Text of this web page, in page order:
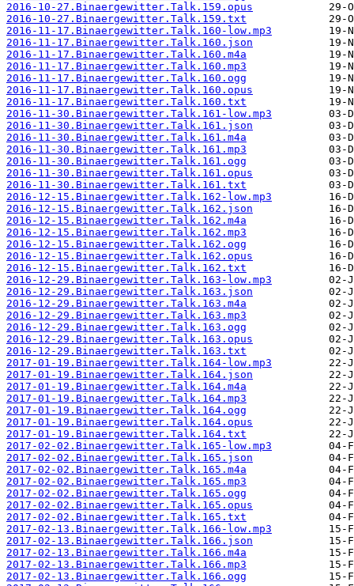
2016-10-27.Binaergewitter.Talk.159.opus
2016-10-27.Binaergewitter.Talk.159.txt
2016-11-17.Binaergewitter.Talk.160-low.mp3
2016-11-17.Binaergewitter.Talk.160.json
2016-11-17.Binaergewitter.Talk.160.m4a
2016-11-17.Binaergewitter.Talk.160.mp3
2016-11-17.Binaergewitter.Talk.160.ogg
2016-11-17.Binaergewitter.Talk.160.opus
2016-11-17.Binaergewitter.Talk.160.txt
2016-11-30.Binaergewitter.Talk.161-low.mp3
2016-11-30.Binaergewitter.Talk.161.json
2016-11-30.Binaergewitter.Talk.161.m4a
2016-11-30.Binaergewitter.Talk.161.mp3
2016-11-30.Binaergewitter.Talk.161.ogg
2016-11-30.Binaergewitter.Talk.161.opus
2016-11-30.Binaergewitter.Talk.161.txt
2016-12-15.Binaergewitter.Talk.162-low.mp3
2016-12-15.Binaergewitter.Talk.162.json
2016-12-15.Binaergewitter.Talk.162.m4a
2016-12-15.Binaergewitter.Talk.162.mp3
2016-12-15.Binaergewitter.Talk.162.ogg
2016-12-15.Binaergewitter.Talk.162.opus
2016-12-15.Binaergewitter.Talk.162.txt
2016-12-29.Binaergewitter.Talk.163-low.mp3
2016-12-29.Binaergewitter.Talk.163.json
2016-12-29.Binaergewitter.Talk.163.m4a
2016-12-29.Binaergewitter.Talk.163.mp3
2016-12-29.Binaergewitter.Talk.163.ogg
2016-12-29.Binaergewitter.Talk.163.opus
2016-12-29.Binaergewitter.Talk.163.txt
2017-01-19.Binaergewitter.Talk.164-low.mp3
2017-01-19.Binaergewitter.Talk.164.json
2017-01-19.Binaergewitter.Talk.164.m4a
2017-01-19.Binaergewitter.Talk.164.mp3
2017-01-19.Binaergewitter.Talk.164.ogg
2017-01-19.Binaergewitter.Talk.164.opus
2017-01-19.Binaergewitter.Talk.164.txt
2017-02-02.Binaergewitter.Talk.165-low.mp3
2017-02-02.Binaergewitter.Talk.165.json
2017-02-02.Binaergewitter.Talk.165.m4a
2017-02-02.Binaergewitter.Talk.165.mp3
2017-02-02.Binaergewitter.Talk.165.ogg
2017-02-02.Binaergewitter.Talk.165.opus
2017-02-02.Binaergewitter.Talk.165.txt
2017-02-13.Binaergewitter.Talk.166-low.mp3
2017-02-13.Binaergewitter.Talk.166.json
2017-02-13.Binaergewitter.Talk.166.m4a
2017-02-13.Binaergewitter.Talk.166.mp3
2017-02-13.Binaergewitter.Talk.166.ogg